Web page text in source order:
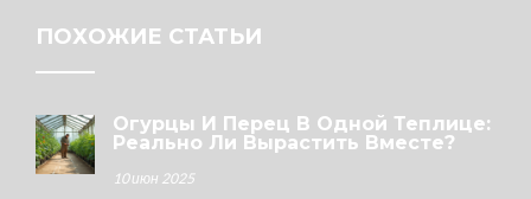
ПОХОЖИЕ СТАТЬИ
Огурцы И Перец В Одной Теплице:
Реально Ли Вырастить Вместе?
10 июн 2025